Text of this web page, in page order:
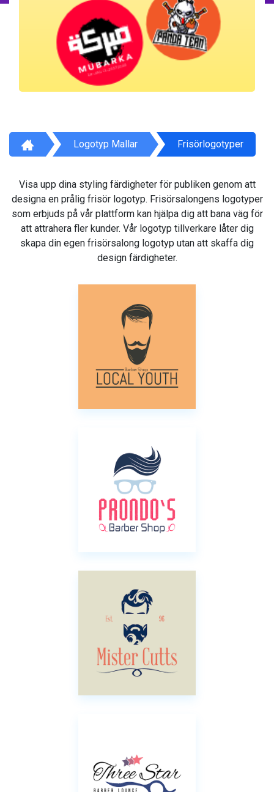
Logotyp Mallar Frisörlogotyper
Visa upp dina styling färdigheter för publiken genom att
designa en prålig frisör logotyp. Frisörsalongens logotyper
som erbjuds på vår plattform kan hjälpa dig att bana väg för
att attrahera fler kunder. Vår logotyp tillverkare låter dig
skapa din egen frisörsalong logotyp utan att skaffa dig
design färdigheter.